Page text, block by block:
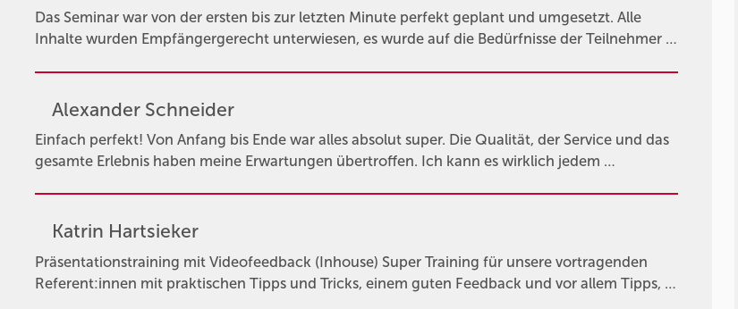
Das Seminar war von der ersten bis zur letzten Minute perfekt geplant und umgesetzt. Alle
Inhalte wurden Empfängergerecht unterwiesen, es wurde auf die Bedürfnisse der Teilnehmer …
Alexander Schneider
Einfach perfekt! Von Anfang bis Ende war alles absolut super. Die Qualität, der Service und das
gesamte Erlebnis haben meine Erwartungen übertroffen. Ich kann es wirklich jedem …
Katrin Hartsieker
Präsentationstraining mit Videofeedback (Inhouse) Super Training für unsere vortragenden
Referent:innen mit praktischen Tipps und Tricks, einem guten Feedback und vor allem Tipps, …